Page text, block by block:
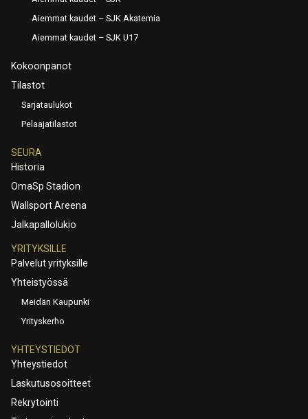
Aiemmat kaudet – SJK Akatemia
Aiemmat kaudet – SJK U17
Kokoonpanot
Tilastot
Sarjataulukot
Pelaajatilastot
SEURA
Historia
OmaSp Stadion
Wallsport Areena
Jalkapallolukio
YRITYKSILLE
Palvelut yrityksille
Yhteistyössä
Meidän Kaupunki
Yrityskerho
YHTEYSTIEDOT
Yhteystiedot
Laskutusosoitteet
Rekrytointi